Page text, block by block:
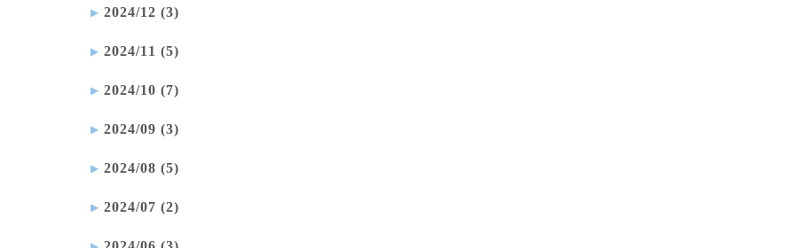
2024/12 (3)
2024/11 (5)
2024/10 (7)
2024/09 (3)
2024/08 (5)
2024/07 (2)